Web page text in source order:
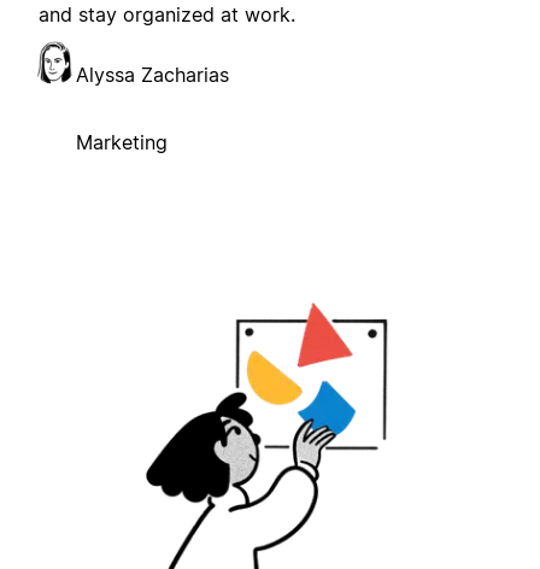
and stay organized at work.
Alyssa Zacharias
Marketing